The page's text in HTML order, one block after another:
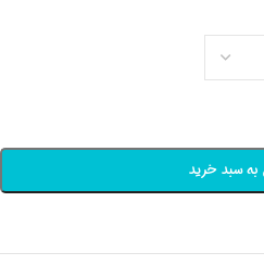
به سبد خرید